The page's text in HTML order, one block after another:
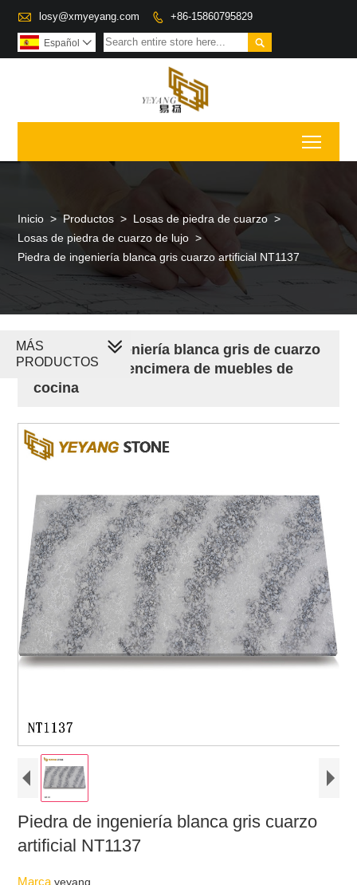
 losy@xmyeyang.com  +86-15860795829

Español 
Inicio > Productos > Losas de piedra de cuarzo >
Losas de piedra de cuarzo de lujo >
Piedra de ingeniería blanca gris cuarzo artificial NT1137
Piedra de ingeniería blanca gris de cuarzo
artificial para encimera de muebles de
cocina
Piedra de ingeniería blanca gris cuarzo
artificial NT1137
Marcayeyang
MÁS
PRODUCTOS